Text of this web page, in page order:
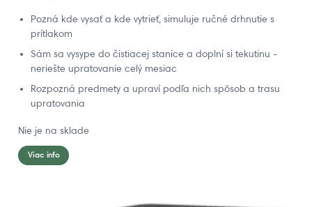
Pozná kde vysať a kde vytrieť, simuluje ručné drhnutie s
prítlakom
Sám sa vysype do čistiacej stanice a doplní si tekutinu -
neriešte upratovanie celý mesiac
Rozpozná predmety a upraví podľa nich spôsob a trasu
upratovania
Nie je na sklade
Viac info